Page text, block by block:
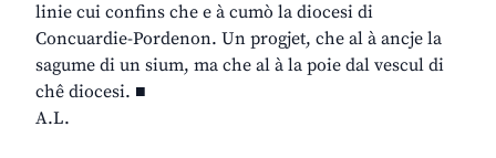
linie cui confins che e à cumò la diocesi di
Concuardie-Pordenon. Un progjet, che al à ancje la
sagume di un sium, ma che al à la poie dal vescul di
chê diocesi. ■
A.L.